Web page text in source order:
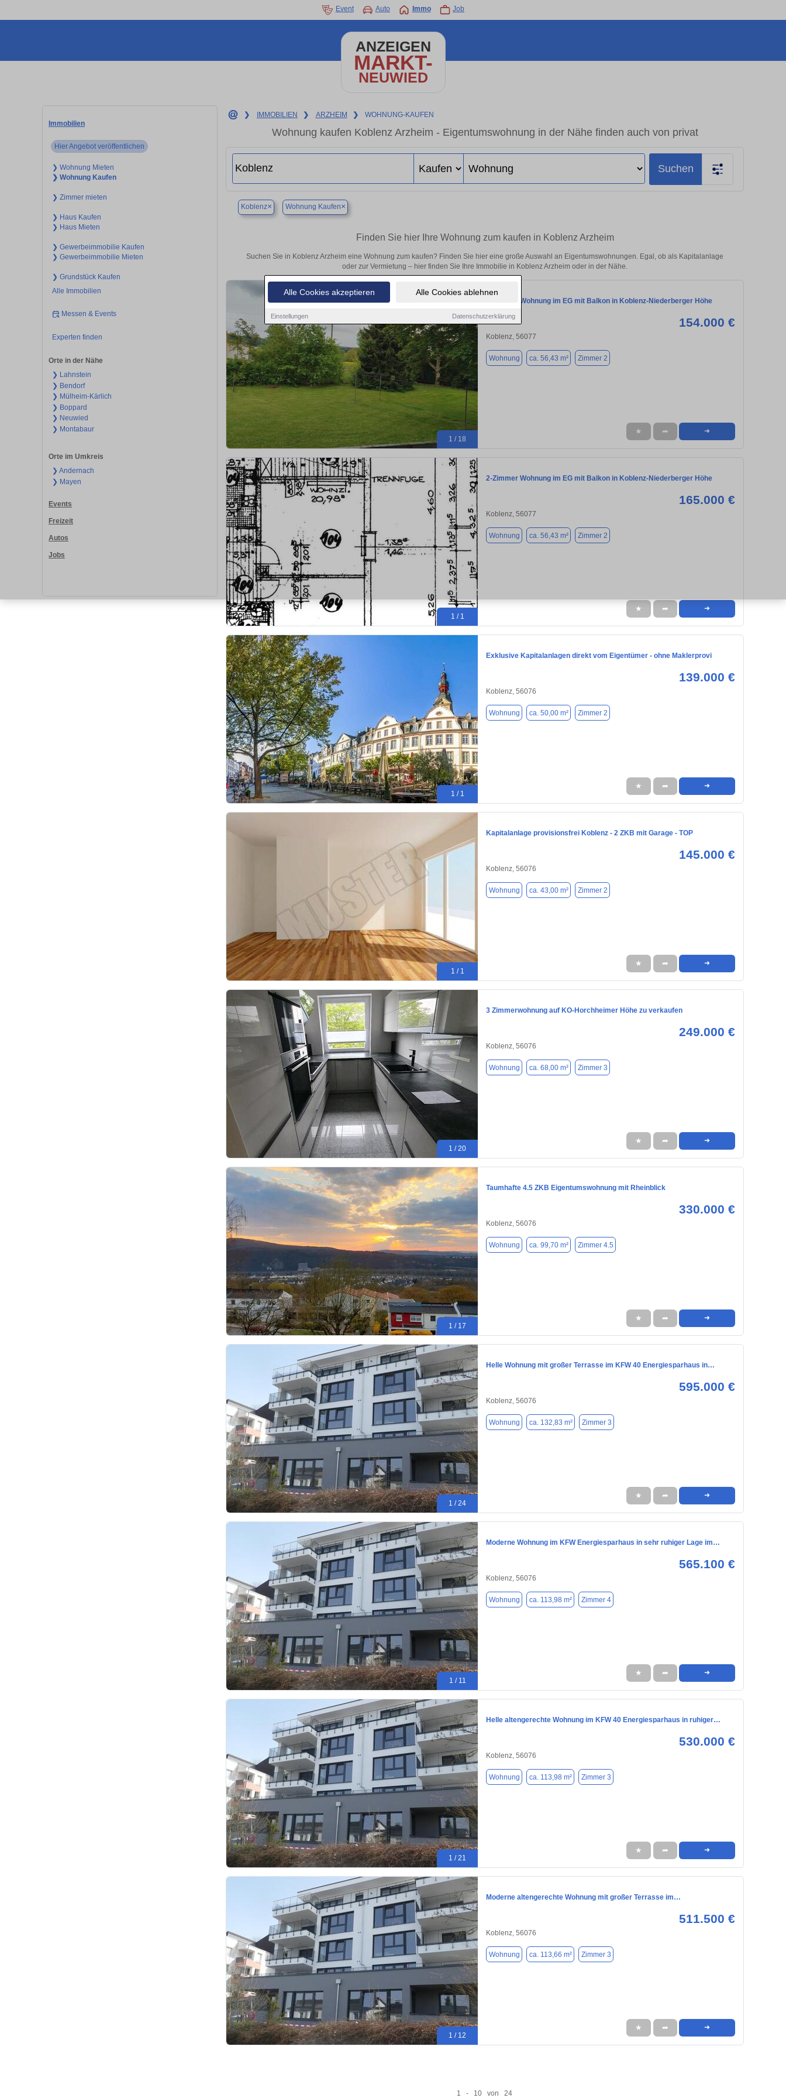
Alle Cookies akzeptieren Alle Cookies ablehnen
Einstellungen Datenschutzerklärung
Event Auto Immo Job
ANZEIGEN
MARKT-
NEUWIED
Immobilien
Hier Angebot veröffentlichen
❯ Wohnung Mieten
❯ Wohnung Kaufen
❯ Zimmer mieten
❯ Haus Kaufen
❯ Haus Mieten
❯ Gewerbeimmobilie Kaufen
❯ Gewerbeimmobilie Mieten
❯ Grundstück Kaufen
Alle Immobilien
Messen & Events
Experten finden
Orte in der Nähe
❯ Lahnstein
❯ Bendorf
❯ Mülheim-Kärlich
❯ Boppard
❯ Neuwied
❯ Montabaur
Orte im Umkreis
❯ Andernach
❯ Mayen
Events
Freizeit
Autos
Jobs
❯ IMMOBILIEN ❯ ARZHEIM ❯ WOHNUNG-KAUFEN
Wohnung kaufen Koblenz Arzheim - Eigentumswohnung in der Nähe finden auch von privat
Suchen
Koblenz× Wohnung Kaufen×
Finden Sie hier Ihre Wohnung zum kaufen in Koblenz Arzheim
Suchen Sie in Koblenz Arzheim eine Wohnung zum kaufen? Finden Sie hier eine große Auswahl an Eigentumswohnungen. Egal, ob als Kapitalanlage
oder zur Vermietung – hier finden Sie Ihre Immobilie in Koblenz Arzheim oder in der Nähe.
1 / 18
2-Zimmer Wohnung im EG mit Balkon in Koblenz-Niederberger Höhe
154.000 €
Koblenz, 56077
Wohnung ca. 56,43 m² Zimmer 2
★ ➦ ➜
1 / 1
2-Zimmer Wohnung im EG mit Balkon in Koblenz-Niederberger Höhe
165.000 €
Koblenz, 56077
Wohnung ca. 56,43 m² Zimmer 2
★ ➦ ➜
1 / 1
Exklusive Kapitalanlagen direkt vom Eigentümer - ohne Maklerprovi
139.000 €
Koblenz, 56076
Wohnung ca. 50,00 m² Zimmer 2
★ ➦ ➜
1 / 1
Kapitalanlage provisionsfrei Koblenz - 2 ZKB mit Garage - TOP
145.000 €
Koblenz, 56076
Wohnung ca. 43,00 m² Zimmer 2
★ ➦ ➜
1 / 20
3 Zimmerwohnung auf KO-Horchheimer Höhe zu verkaufen
249.000 €
Koblenz, 56076
Wohnung ca. 68,00 m² Zimmer 3
★ ➦ ➜
1 / 17
Taumhafte 4.5 ZKB Eigentumswohnung mit Rheinblick
330.000 €
Koblenz, 56076
Wohnung ca. 99,70 m² Zimmer 4.5
★ ➦ ➜
1 / 24
Helle Wohnung mit großer Terrasse im KFW 40 Energiesparhaus in…
595.000 €
Koblenz, 56076
Wohnung ca. 132,83 m² Zimmer 3
★ ➦ ➜
1 / 11
Moderne Wohnung im KFW Energiesparhaus in sehr ruhiger Lage im…
565.100 €
Koblenz, 56076
Wohnung ca. 113,98 m² Zimmer 4
★ ➦ ➜
1 / 21
Helle altengerechte Wohnung im KFW 40 Energiesparhaus in ruhiger…
530.000 €
Koblenz, 56076
Wohnung ca. 113,98 m² Zimmer 3
★ ➦ ➜
1 / 12
Moderne altengerechte Wohnung mit großer Terrasse im…
511.500 €
Koblenz, 56076
Wohnung ca. 113,66 m² Zimmer 3
★ ➦ ➜
1 - 10 von 24